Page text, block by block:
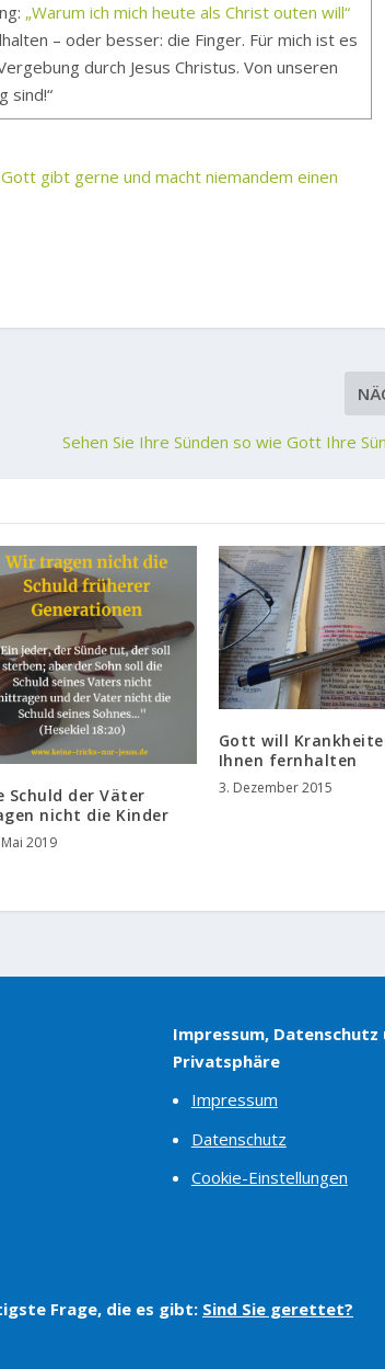
„Warum ich mich heute als Christ outen will“
– oder besser: die Finger. Für mich ist es
durch Jesus Christus. Von unseren
sind!“
Gott gibt gerne und macht niemandem einen
Sehen Sie Ihre Sünden so wie Gott Ihre
Schuld der Väter
nicht die Kinder
2019
Gott will
Ihnen fernhalten
3. Dezember 2015
Impressum, Datenschutz
Privatsphäre
Impressum
Datenschutz
Cookie-Einstellungen
Frage, die es gibt: Sind Sie gerettet?